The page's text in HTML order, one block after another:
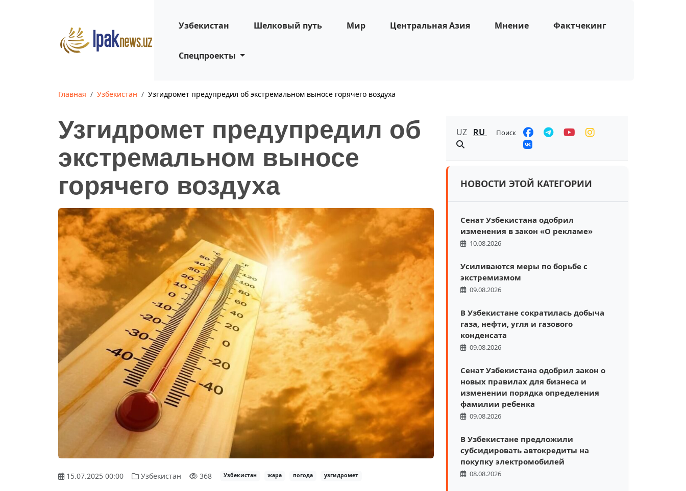
Узбекистан Шелковый путь Мир Центральная Азия Мнение Фактчекинг
Спецпроекты
Главная Узбекистан Узгидромет предупредил об экстремальном выносе горячего воздуха
Узгидромет предупредил об
экстремальном выносе
горячего воздуха
15.07.2025 00:00 Узбекистан 368 Узбекистан жара погода узгидромет
UZ RU Поиск
НОВОСТИ ЭТОЙ КАТЕГОРИИ
Сенат Узбекистана одобрил
изменения в закон «О рекламе»
10.08.2026
Усиливаются меры по борьбе с
экстремизмом
09.08.2026
В Узбекистане сократилась добыча
газа, нефти, угля и газового
конденсата
09.08.2026
Сенат Узбекистана одобрил закон о
новых правилах для бизнеса и
изменении порядка определения
фамилии ребенка
09.08.2026
В Узбекистане предложили
субсидировать автокредиты на
покупку электромобилей
08.08.2026